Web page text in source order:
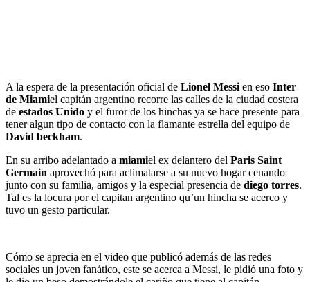
A la espera de la presentación oficial de Lionel Messi en eso Inter
de Miamiel capitán argentino recorre las calles de la ciudad costera
de estados Unido y el furor de los hinchas ya se hace presente para
tener algun tipo de contacto con la flamante estrella del equipo de
David beckham.
En su arribo adelantado a miamiel ex delantero del Paris Saint
Germain aprovechó para aclimatarse a su nuevo hogar cenando
junto con su familia, amigos y la especial presencia de diego torres.
Tal es la locura por el capitan argentino qu’un hincha se acerco y
tuvo un gesto particular.
Cómo se aprecia en el video que publicó además de las redes
sociales un joven fanático, este se acerca a Messi, le pidió una foto y